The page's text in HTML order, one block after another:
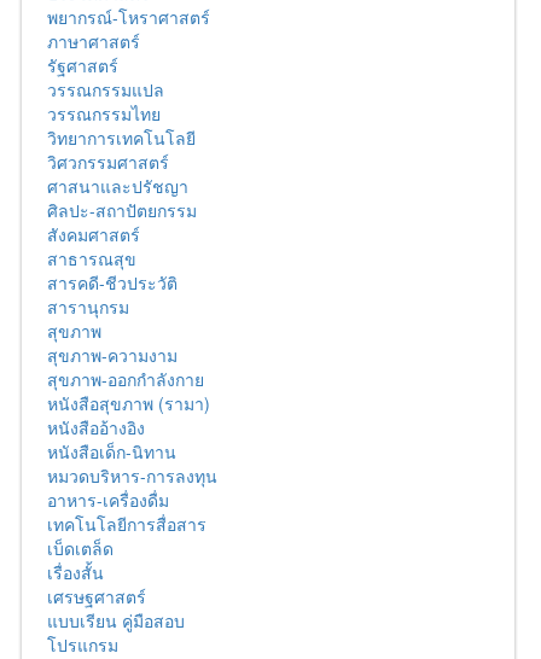
พยากรณ์-โหราศาสตร์
ภาษาศาสตร์
รัฐศาสตร์
วรรณกรรมแปล
วรรณกรรมไทย
วิทยาการเทคโนโลยี
วิศวกรรมศาสตร์
ศาสนาและปรัชญา
ศิลปะ-สถาปัตยกรรม
สังคมศาสตร์
สาธารณสุข
สารคดี-ชีวประวัติ
สารานุกรม
สุขภาพ
สุขภาพ-ความงาม
สุขภาพ-ออกกำลังกาย
หนังสือสุขภาพ (รามา)
หนังสืออ้างอิง
หนังสือเด็ก-นิทาน
หมวดบริหาร-การลงทุน
อาหาร-เครื่องดื่ม
เทคโนโลยีการสื่อสาร
เบ็ดเตล็ด
เรื่องสั้น
เศรษฐศาสตร์
แบบเรียน คู่มือสอบ
โปรแกรม